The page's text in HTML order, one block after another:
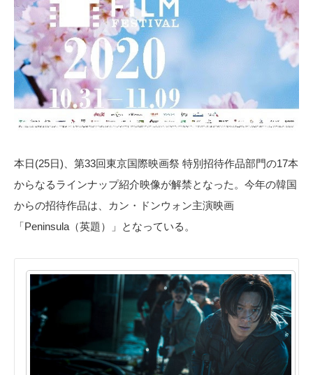
本日(25日)、第33回東京国際映画祭 特別招待作品部門の17本
からなるラインナップ紹介映像が解禁となった。今年の韓国
からの招待作品は、カン・ドンウォン主演映画
「Peninsula（英題）」となっている。